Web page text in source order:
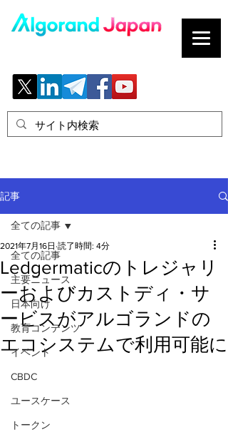
記事
全ての記事
主要ニュース
日本向け
教育コンテンツ
イベント
CBDC
ユースケース
トークン
全ての記事
Ledgermaticのトレジャリ
ーおよびカストディ・サ
ービスがアルゴランドの
エコシステムで利用可能に
2021年7月16日 読了時間: 4分